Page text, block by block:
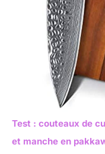
Test : couteaux de
et manche en